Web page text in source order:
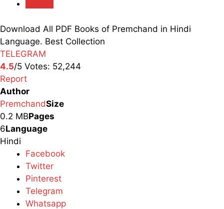
Download All PDF Books of Premchand in Hindi
Language. Best Collection
TELEGRAM
4.5/5 Votes: 52,244
Report
Author
PremchandSize
0.2 MBPages
6Language
Hindi
Facebook
Twitter
Pinterest
Telegram
Whatsapp